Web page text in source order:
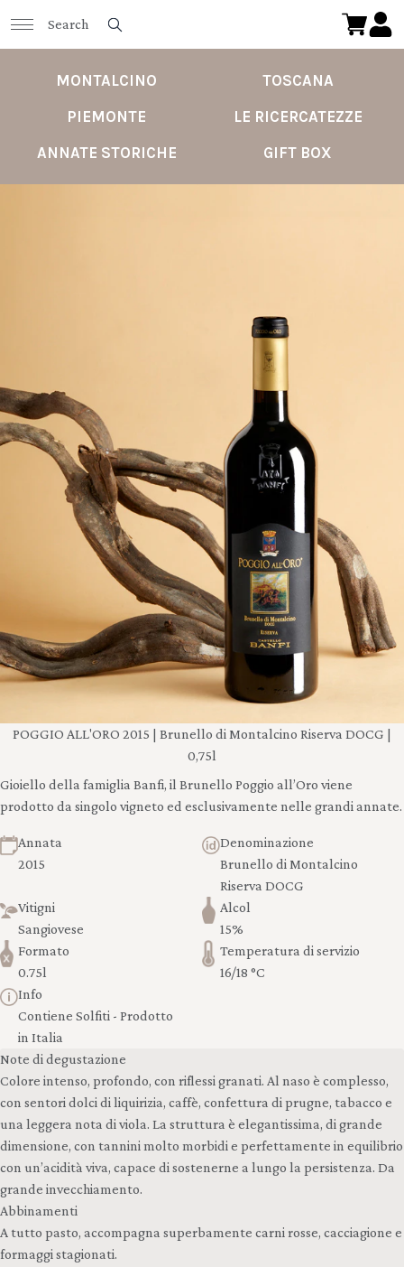
MONTALCINO
TOSCANA
PIEMONTE
LE RICERCATEZZE
ANNATE STORICHE
GIFT BOX
POGGIO ALL'ORO 2015 | Brunello di Montalcino Riserva DOCG |
0,75l
Gioiello della famiglia Banfi, il Brunello Poggio all’Oro viene
prodotto da singolo vigneto ed esclusivamente nelle grandi annate.
Annata
2015
Denominazione
Brunello di Montalcino
Riserva DOCG
Vitigni
Sangiovese
Alcol
15%
Formato
0.75l
Temperatura di servizio
16/18 °C
Info
Contiene Solfiti - Prodotto
in Italia
Note di degustazione
Colore intenso, profondo, con riflessi granati. Al naso è complesso,
con sentori dolci di liquirizia, caffè, confettura di prugne, tabacco e
una leggera nota di viola. La struttura è elegantissima, di grande
dimensione, con tannini molto morbidi e perfettamente in equilibrio
con un’acidità viva, capace di sostenerne a lungo la persistenza. Da
grande invecchiamento.
Abbinamenti
A tutto pasto, accompagna superbamente carni rosse, cacciagione e
formaggi stagionati.